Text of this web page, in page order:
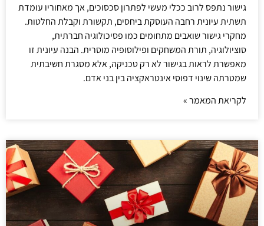
גישור נתפס לרוב ככלי מעשי לפתרון סכסוכים, אך מאחוריו עומדת
תשתית עיונית רחבה העוסקת ביחסים, תקשורת וקבלת החלטות.
מחקרי גישור שואבים מתחומים כמו פסיכולוגיה חברתית,
סוציולוגיה, תורת המשחקים ופילוסופיה מוסרית. הבנה עיונית זו
מאפשרת לראות בגישור לא רק טכניקה, אלא מסגרת חשיבתית
שמטרתה שינוי דפוסי אינטראקציה בין בני אדם.
לקריאת המאמר »